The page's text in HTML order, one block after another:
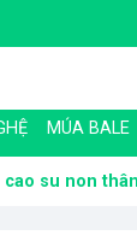
MÚA BALE
su non